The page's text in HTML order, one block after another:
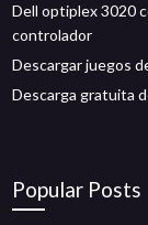
Dell optiplex 3020
controlador
Descargar juegos
Descarga gratuita
Popular Posts